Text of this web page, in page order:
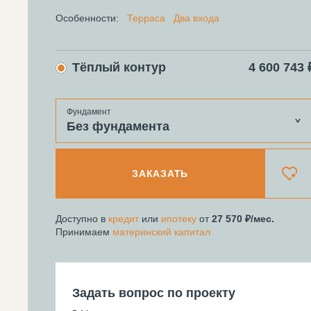
Особенности: Терраса Два входа
Тёплый контур 4 600 743
Фундамент
Без фундамента
ЗАКАЗАТЬ
Доступно в кредитили ипотеку от27 570
/мес.
Принимаем материнский капитал
Задать вопрос по проекту